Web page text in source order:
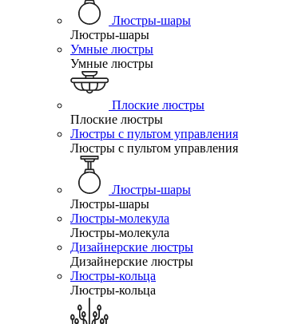
Люстры-шары
Люстры-шары
Умные люстры
Умные люстры
Плоские люстры
Плоские люстры
Люстры с пультом управления
Люстры с пультом управления
Люстры-шары
Люстры-шары
Люстры-молекула
Люстры-молекула
Дизайнерские люстры
Дизайнерские люстры
Люстры-кольца
Люстры-кольца